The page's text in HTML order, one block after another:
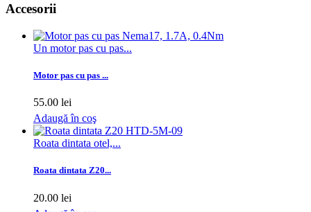
Accesorii
Un motor pas cu pas...
Motor pas cu pas ...
55.00 lei
Adaugă în coş
Roata dintata otel,...
Roata dintata Z20...
20.00 lei